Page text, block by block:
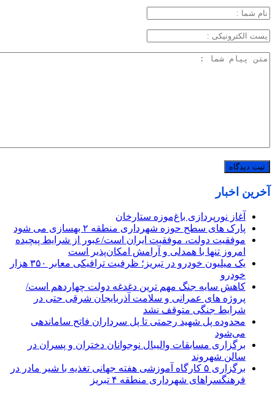
آخرین اخبار
آغاز نورپردازی باغ‌موزه ستارخان
پارک های سطح حوزه شهرداری منطقه ۲ بهسازی می شود
موفقیت دولت، موفقیت ایران است/عبور از شرایط پیچیده
امروز تنها با همدلی و آرامش امکان‌پذیر است
یک میلیون خودرو در تبریز؛ ظرفیت ترافیکی معابر ۳۵۰ هزار
خودرو
کاهش سایه جنگ مهم ‌ترین دغدغه دولت چهاردهم است/
پروژه ‌های عمرانی و سلامت آذربایجان شرقی حتی در
شرایط جنگی متوقف نشد
محدوده پل شهید رحمتی تا پل سرداران فاتح ساماندهی
می‌شود
برگزاری مسابقات والیبال نوجوانان دختران و پسران در
سالن شهروند
برگزاری ۵ کارگاه آموزشی هفته جهانی تغذیه با شیر مادر در
فرهنگسراهای شهرداری منطقه ۴ تبریز